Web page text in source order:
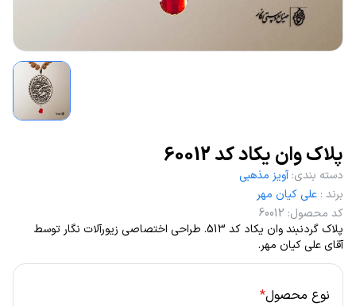
پلاک وان یکاد کد 60012
دسته بندی: آویز مذهبی
برند : علی کیان مهر
کد محصول:
60012
پلاک گردنبند وان یکاد کد 513. طراحی اختصاصی زیورآلات نگار توسط
آقای علی کیان مهر.
نوع محصول*